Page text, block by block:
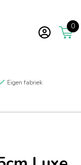
0
Eigen fabriek